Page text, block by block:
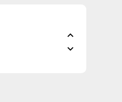
expand_less
expand_more